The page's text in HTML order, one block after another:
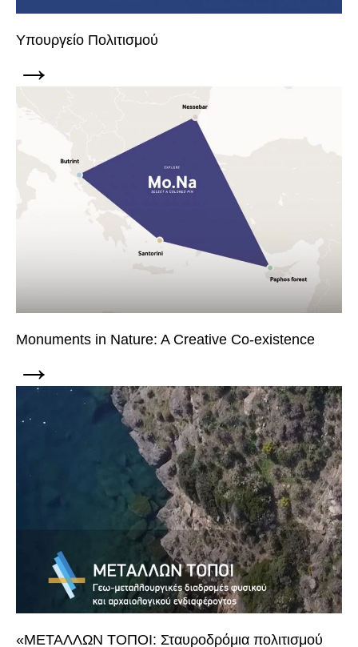
Υπουργείο Πολιτισμού
→
Monuments in Nature: A Creative Co-existence
→
«ΜΕΤΑΛΛΩΝ ΤΟΠΟΙ: Σταυρoδρόμια πολιτισμού